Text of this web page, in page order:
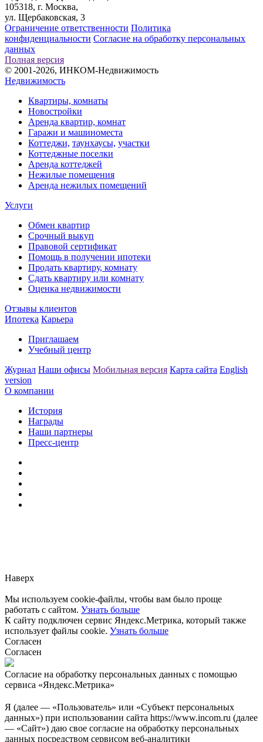
105318, г. Москва,
ул. Щербаковская, 3
Ограничение ответственности Политика
конфиденциальности Согласие на обработку персональных
данных
Полная версия
© 2001-2026, ИНКОМ-Недвижимость
Недвижимость
Квартиры, комнаты
Новостройки
Аренда квартир, комнат
Гаражи и машиноместа
Коттеджи, таунхаусы, участки
Коттеджные поселки
Аренда коттеджей
Нежилые помещения
Аренда нежилых помещений
Услуги
Обмен квартир
Срочный выкуп
Правовой сертификат
Помощь в получении ипотеки
Продать квартиру, комнату
Сдать квартиру или комнату
Оценка недвижимости
Отзывы клиентов
Ипотека Карьера
Приглашаем
Учебный центр
Журнал Наши офисы Мобильная версия Карта сайта English
version
О компании
История
Награды
Наши партнеры
Пресс-центр
Наверх
Мы используем cookie-файлы, чтобы вам было проще
работать с сайтом. Узнать больше
К сайту подключен сервис Яндекс.Метрика, который также
использует файлы cookie. Узнать больше
Согласен
Согласен
Согласие на обработку персональных данных с помощью
сервиса «Яндекс.Метрика»
Я (далее — «Пользователь» или «Субъект персональных
данных») при использовании сайта https://www.incom.ru (далее
— «Сайт») даю свое согласие на обработку персональных
данных посредством сервисом веб-аналитики